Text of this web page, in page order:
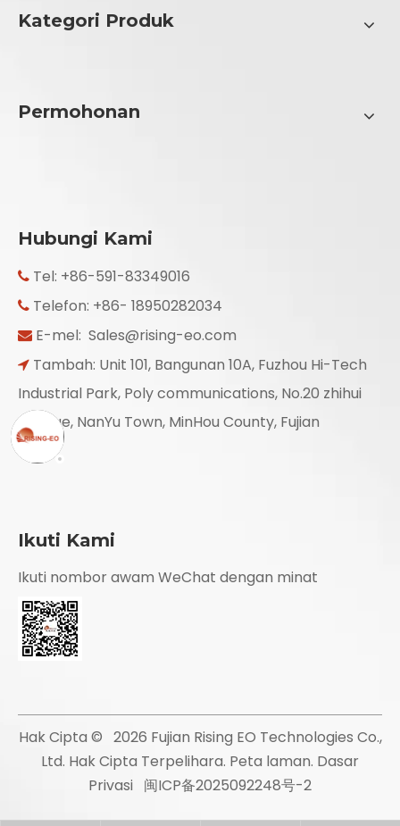
Kategori Produk
Permohonan
Hubungi Kami
 Tel: +86-591-83349016
 Telefon: +86- 18950282034
 E-mel: Sales@rising-eo.com
 Tambah: Unit 101, Bangunan 10A, Fuzhou Hi-Tech
Industrial Park, Poly communications, No.20 zhihui
Avenue, NanYu Town, MinHou County, Fujian
Ikuti Kami
Ikuti nombor awam WeChat dengan minat
Hak Cipta © 2026 Fujian Rising EO Technologies Co.,
Ltd. Hak Cipta Terpelihara. Peta laman. Dasar
Privasi
闽ICP备2025092248号-2